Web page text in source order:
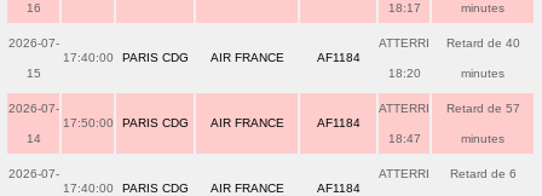
16 18:17 minutes
2026-07-
15
17:40:00 PARIS CDG AIR FRANCE AF1184
ATTERRI
18:20
Retard de 40
minutes
2026-07-
14
17:50:00 PARIS CDG AIR FRANCE AF1184
ATTERRI
18:47
Retard de 57
minutes
2026-07-
17:40:00 PARIS CDG AIR FRANCE AF1184
ATTERRI Retard de 6